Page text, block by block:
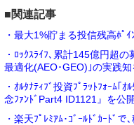
■関連記事
・最大1%貯まる投信残高ﾎﾟ
・ﾛｯｸｽﾗｲﾌ､累計145億円超
最適化(AEO･GEO)｣の実践
・ｵﾙﾀﾅﾃｨﾌﾞ投資ﾌﾟﾗｯﾄﾌｫｰﾑ｢
念ﾌｧﾝﾄﾞPart4 ID1121』を公開
・楽天ﾌﾟﾚﾐｱﾑ･ｺﾞｰﾙﾄﾞｶｰﾄﾞ